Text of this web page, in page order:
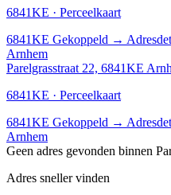
6841KE · Perceelkaart
6841KE Gekoppeld →
Arnhem
Parelgrasstraat 22, 6841KE
6841KE · Perceelkaart
6841KE Gekoppeld →
Arnhem
Geen adres gevonden binnen
Adres sneller vinden